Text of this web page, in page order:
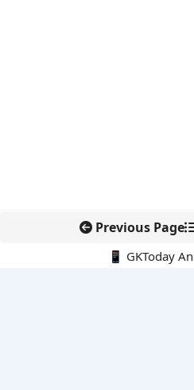
Previous Page
📱 GKToday